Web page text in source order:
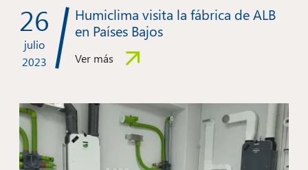
26
julio
2023
Humiclima visita la fábrica de ALB
en Países Bajos
Ver más